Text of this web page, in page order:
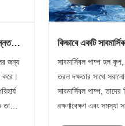
জন্য
করে।
তা
কিভাবে একটি
সাবমার্সিবল পাম্প হল
তরল দক্ষতার সাথে
সাবমার্সিবল পাম্প,
রক্ষণাবেক্ষণ এবং সমস্যা